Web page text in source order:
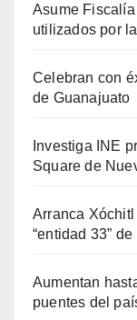
Asume
utilizados por
Celebran con
de Guanajuato
Investiga INE
Square de
Arranca
“entidad 33”
Aumentan
puentes del